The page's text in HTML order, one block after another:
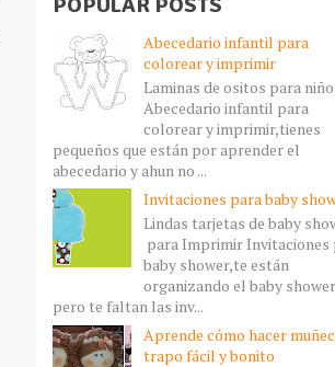
Abecedario infantil para
colorear y imprimir
Laminas de ositos para
Abecedario infantil para
colorear y imprimir,tienes
pequeños que están por aprender el
abecedario y ahun no ...
Invitaciones para baby
Lindas tarjetas de baby
para Imprimir Invitaciones
baby shower,te están
organizando el baby shower
pero te faltan las inv...
Aprende cómo hacer
trapo fácil y bonito